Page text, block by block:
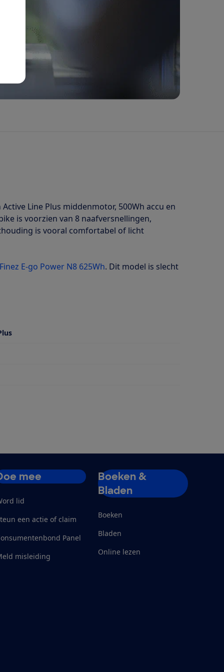
Line Plus middenmotor, 500Wh accu en
is voorzien van 8 naafversnellingen,
is vooral comfortabel of licht
Finez E-go Power N8 625Wh. Dit model is slecht
mee
lid
een actie of claim
Panel
misleiding
Boeken &
Bladen
Boeken
Bladen
Online lezen